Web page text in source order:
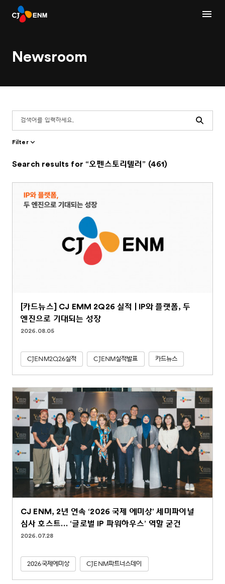
Newsroom
Search
Filter
Search results for “오펜스토리텔러” (461)
[카드뉴스] CJ EMM 2Q26 실적 | IP와 플랫폼, 두
엔진으로 기대되는 성장
2026.08.05
CJENM2Q26실적 CJENM실적발표 카드뉴스
CJ ENM, 2년 연속 ‘2026 국제 에미상’ 세미파이널
심사 호스트… ‘글로벌 IP 파워하우스’ 역할 굳건
2026.07.28
2026국제에미상 CJENM파트너스데이